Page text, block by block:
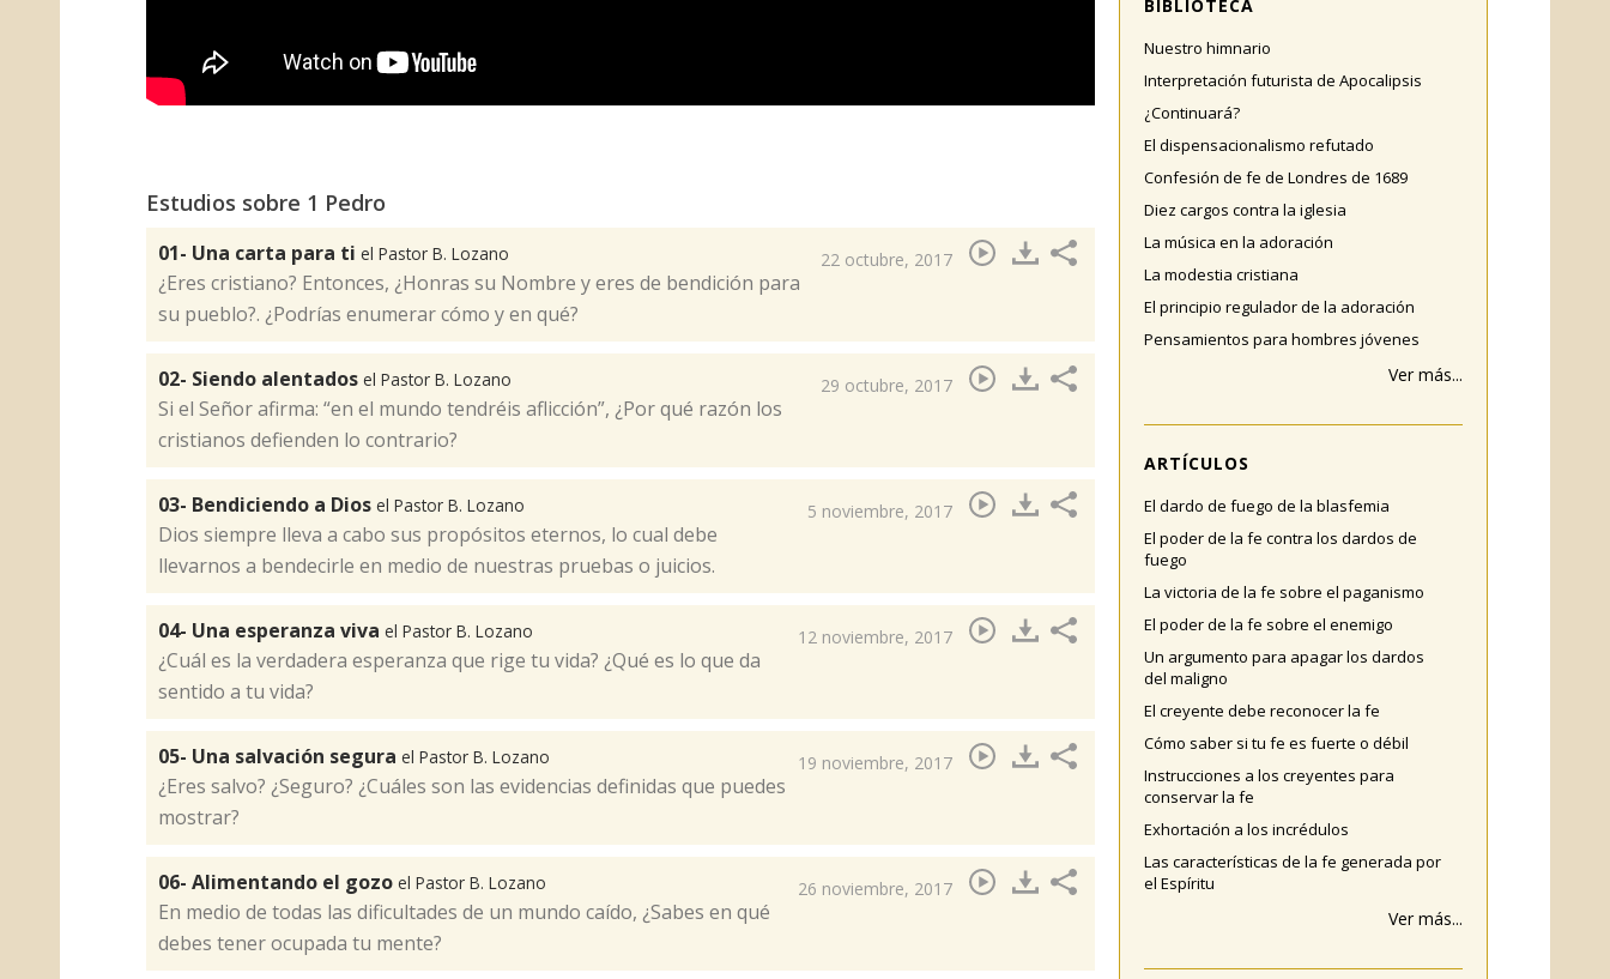
Estudios sobre 1 Pedro
01- Una carta para ti el Pastor B. Lozano 22 octubre, 2017
¿Eres cristiano? Entonces, ¿Honras su Nombre y eres de bendición para
su pueblo?. ¿Podrías enumerar cómo y en qué?​
02- Siendo alentados el Pastor B. Lozano 29 octubre, 2017
Si el Señor afirma: “en el mundo tendréis aflicción”, ¿Por qué razón los
cristianos defienden lo contrario?​
03- Bendiciendo a Dios el Pastor B. Lozano 5 noviembre, 2017
Dios siempre lleva a cabo sus propósitos eternos, lo cual debe
llevarnos a bendecirle en medio de nuestras pruebas o juicios.​
04- Una esperanza viva el Pastor B. Lozano 12 noviembre, 2017
​ ¿Cuál es la verdadera esperanza que rige tu vida? ¿Qué es lo que da
sentido a tu vida?
05- Una salvación segura el Pastor B. Lozano 19 noviembre, 2017
¿Eres salvo? ¿Seguro? ¿Cuáles son las evidencias definidas que puedes
mostrar?​
06- Alimentando el gozo el Pastor B. Lozano 26 noviembre, 2017
En medio de todas las dificultades de un mundo caído, ¿Sabes en qué
debes tener ocupada tu mente?​
BIBLIOTECA
Nuestro himnario
Interpretación futurista de Apocalipsis
¿Continuará?
El dispensacionalismo refutado
Confesión de fe de Londres de 1689
Diez cargos contra la iglesia
La música en la adoración
La modestia cristiana
El principio regulador de la adoración
Pensamientos para hombres jóvenes
Ver más...
ARTÍCULOS
El dardo de fuego de la blasfemia
El poder de la fe contra los dardos de
fuego
La victoria de la fe sobre el paganismo
El poder de la fe sobre el enemigo
Un argumento para apagar los dardos
del maligno
El creyente debe reconocer la fe
Cómo saber si tu fe es fuerte o débil
Instrucciones a los creyentes para
conservar la fe
Exhortación a los incrédulos
Las características de la fe generada por
el Espíritu
Ver más...